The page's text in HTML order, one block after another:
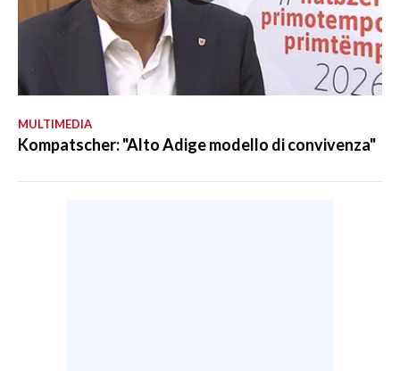
MULTIMEDIA
Kompatscher: "Alto Adige modello di convivenza"